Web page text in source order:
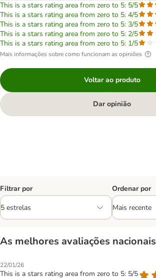
This is a stars rating area from zero to 5: 5/5
This is a stars rating area from zero to 5: 4/5
This is a stars rating area from zero to 5: 3/5
This is a stars rating area from zero to 5: 2/5
This is a stars rating area from zero to 5: 1/5
Mais informações sobre como funcionam as opiniões
Voltar ao produto
Dar opinião
Filtrar por Ordenar por
As melhores avaliações nacionais
22/01/26
This is a stars rating area from zero to 5: 5/5